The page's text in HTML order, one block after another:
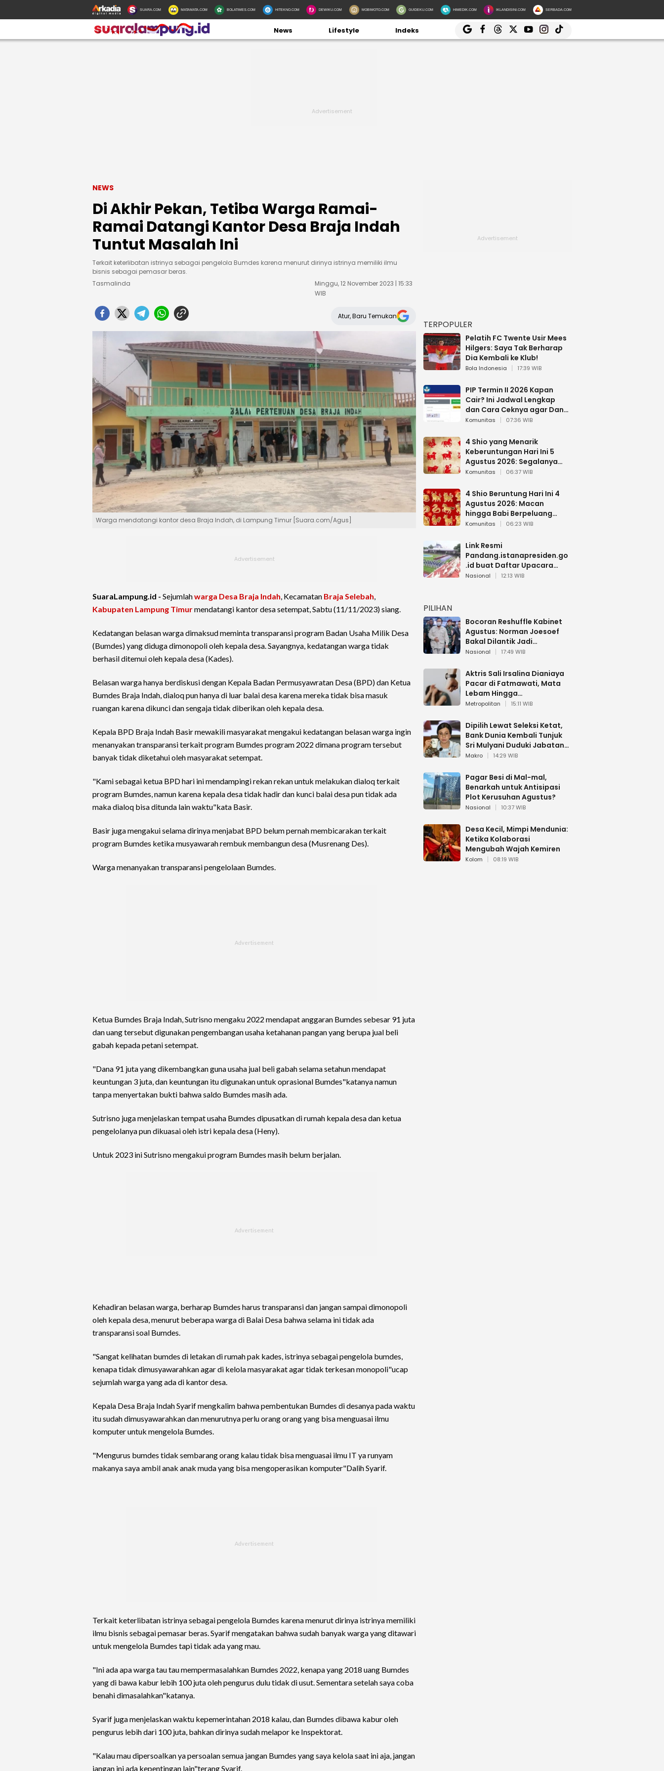
SUARA.COM MATAMATA.COM BOLATIMES.COM HITEKNO.COM DEWIKU.COM MOBIMOTO.COM GUIDEKU.COM HIMEDIK.COM IKLANDISINI.COM SERBADA.COM
News Lifestyle Indeks
NEWS
Di Akhir Pekan, Tetiba Warga Ramai-
Ramai Datangi Kantor Desa Braja Indah
Tuntut Masalah Ini
Terkait keterlibatan istrinya sebagai pengelola Bumdes karena menurut dirinya istrinya memiliki ilmu
bisnis sebagai pemasar beras.
Tasmalinda
Minggu, 12 November 2023 | 15:33
WIB
Atur, Baru Temukan
Warga mendatangi kantor desa Braja Indah, di Lampung Timur [Suara.com/Agus]
SuaraLampung.id - Sejumlahwarga Desa Braja Indah, Kecamatan Braja Selebah,
Kabupaten Lampung Timurmendatangi kantor desa setempat, Sabtu (11/11/2023) siang.
Kedatangan belasan warga dimaksud meminta transparansi program Badan Usaha Milik Desa
(Bumdes) yang diduga dimonopoli oleh kepala desa. Sayangnya, kedatangan warga tidak
berhasil ditemui oleh kepala desa (Kades).
Belasan warga hanya berdiskusi dengan Kepala Badan Permusyawratan Desa (BPD) dan Ketua
Bumdes Braja Indah, dialoq pun hanya di luar balai desa karena mereka tidak bisa masuk
ruangan karena dikunci dan sengaja tidak diberikan oleh kepala desa.
Kepala BPD Braja Indah Basir mewakili masyarakat mengakui kedatangan belasan warga ingin
menanyakan transparansi terkait program Bumdes program 2022 dimana program tersebut
banyak tidak diketahui oleh masyarakat setempat.
"Kami sebagai ketua BPD hari ini mendampingi rekan rekan untuk melakukan dialoq terkait
program Bumdes, namun karena kepala desa tidak hadir dan kunci balai desa pun tidak ada
maka dialoq bisa ditunda lain waktu"kata Basir.
Basir juga mengakui selama dirinya menjabat BPD belum pernah membicarakan terkait
program Bumdes ketika musyawarah rembuk membangun desa (Musrenang Des).
Warga menanyakan transparansi pengelolaan Bumdes.
Ketua Bumdes Braja Indah, Sutrisno mengaku 2022 mendapat anggaran Bumdes sebesar 91 juta
dan uang tersebut digunakan pengembangan usaha ketahanan pangan yang berupa jual beli
gabah kepada petani setempat.
"Dana 91 juta yang dikembangkan guna usaha jual beli gabah selama setahun mendapat
keuntungan 3 juta, dan keuntungan itu digunakan untuk oprasional Bumdes"katanya namun
tanpa menyertakan bukti bahwa saldo Bumdes masih ada.
Sutrisno juga menjelaskan tempat usaha Bumdes dipusatkan di rumah kepala desa dan ketua
pengelolanya pun dikuasai oleh istri kepala desa (Heny).
Untuk 2023 ini Sutrisno mengakui program Bumdes masih belum berjalan.
Kehadiran belasan warga, berharap Bumdes harus transparansi dan jangan sampai dimonopoli
oleh kepala desa, menurut beberapa warga di Balai Desa bahwa selama ini tidak ada
transparansi soal Bumdes.
"Sangat kelihatan bumdes di letakan di rumah pak kades, istrinya sebagai pengelola bumdes,
kenapa tidak dimusyawarahkan agar di kelola masyarakat agar tidak terkesan monopoli"ucap
sejumlah warga yang ada di kantor desa.
Kepala Desa Braja Indah Syarif mengkalim bahwa pembentukan Bumdes di desanya pada waktu
itu sudah dimusyawarahkan dan menurutnya perlu orang orang yang bisa menguasai ilmu
komputer untuk mengelola Bumdes.
"Mengurus bumdes tidak sembarang orang kalau tidak bisa menguasai ilmu IT ya runyam
makanya saya ambil anak anak muda yang bisa mengoperasikan komputer"Dalih Syarif.
Terkait keterlibatan istrinya sebagai pengelola Bumdes karena menurut dirinya istrinya memiliki
ilmu bisnis sebagai pemasar beras. Syarif mengatakan bahwa sudah banyak warga yang ditawari
untuk mengelola Bumdes tapi tidak ada yang mau.
"Ini ada apa warga tau tau mempermasalahkan Bumdes 2022, kenapa yang 2018 uang Bumdes
yang di bawa kabur lebih 100 juta oleh pengurus dulu tidak di usut. Sementara setelah saya coba
benahi dimasalahkan"katanya.
Syarif juga menjelaskan waktu kepemerintahan 2018 kalau, dan Bumdes dibawa kabur oleh
pengurus lebih dari 100 juta, bahkan dirinya sudah melapor ke Inspektorat.
"Kalau mau dipersoalkan ya persoalan semua jangan Bumdes yang saya kelola saat ini aja, jangan
jangan ini ada kepentingan lain"terang Syarif.
TERPOPULER
Pelatih FC Twente Usir Mees
Hilgers: Saya Tak Berharap
Dia Kembali ke Klub!
Bola Indonesia 17:39 WIB
PIP Termin II 2026 Kapan
Cair? Ini Jadwal Lengkap
dan Cara Ceknya agar Dana
Tidak Hangus!
Komunitas 07:36 WIB
4 Shio yang Menarik
Keberuntungan Hari Ini 5
Agustus 2026: Segalanya
Berjalan Lancar
Komunitas 06:37 WIB
4 Shio Beruntung Hari Ini 4
Agustus 2026: Macan
hingga Babi Berpeluang
Dapat Kabar Baik
Komunitas 06:23 WIB
Link Resmi
Pandang.istanapresiden.go
.id buat Daftar Upacara
Bendera HUT RI di Istana
Nasional 12:13 WIB
PILIHAN
Bocoran Reshuffle Kabinet
Agustus: Norman Joesoef
Bakal Dilantik Jadi
Wamenhan RI
Nasional 17:49 WIB
Aktris Sali Irsalina Dianiaya
Pacar di Fatmawati, Mata
Lebam Hingga
Diselamatkan Polantas
Metropolitan 15:11 WIB
Dipilih Lewat Seleksi Ketat,
Bank Dunia Kembali Tunjuk
Sri Mulyani Duduki Jabatan
Strategis
Makro 14:29 WIB
Pagar Besi di Mal-mal,
Benarkah untuk Antisipasi
Plot Kerusuhan Agustus?
Nasional 10:37 WIB
Desa Kecil, Mimpi Mendunia:
Ketika Kolaborasi
Mengubah Wajah Kemiren
Kolom 08:19 WIB